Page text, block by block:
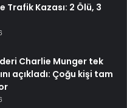
Trafik Kazası: 2 Ölü, 3
Charlie Munger tek
açıkladı: Çoğu kişi tam